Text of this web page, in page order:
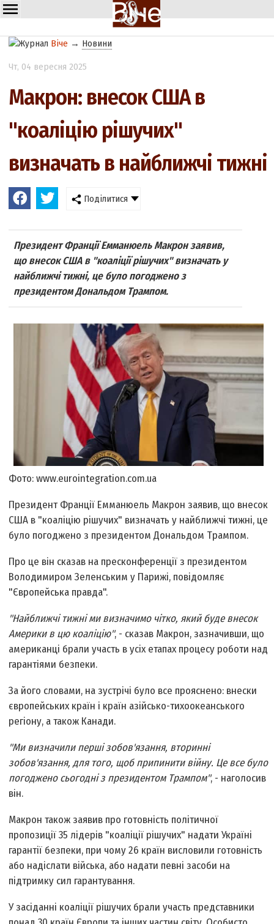
Віче → Новини
Чт, 04 вересня 2025
Макрон: внесок США в
"коаліцію рішучих"
визначать в найближчі тижні
Поділитися
Президент Франції Емманюель Макрон заявив,
що внесок США в "коаліції рішучих" визначать у
найближчі тижні, це було погоджено з
президентом Дональдом Трампом.
Фото: www.eurointegration.com.ua
Президент Франції Емманюель Макрон заявив, що внесок
США в "коаліцію рішучих" визначать у найближчі тижні, це
було погоджено з президентом Дональдом Трампом.
Про це він сказав на пресконференції з президентом
Володимиром Зеленським у Парижі, повідомляє
"Європейська правда".
"Найближчі тижні ми визначимо чітко, який буде внесок
Америки в цю коаліцію", - сказав Макрон, зазначивши, що
американці брали участь в усіх етапах процесу роботи над
гарантіями безпеки.
За його словами, на зустрічі було все прояснено: внески
європейських країн і країн азійсько-тихоокеанського
регіону, а також Канади.
"Ми визначили перші зобов'язання, вторинні
зобов'язання, для того, щоб припинити війну. Це все було
погоджено сьогодні з президентом Трампом", - наголосив
він.
Макрон також заявив про готовність політичної
пропозиції 35 лідерів "коаліції рішучих" надати Україні
гарантії безпеки, при чому 26 країн висловили готовність
або надіслати війська, або надати певні засоби на
підтримку сил гарантування.
У засіданні коаліції рішучих брали участь представники